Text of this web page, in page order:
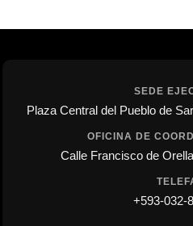
SEDE
Plaza Central del Pueblo de
OFICINA DE
Calle Francisco de
+593-032-